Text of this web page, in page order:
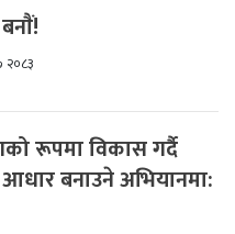
रूपमा विकास गर्दै
बनाउने अभियानमा: